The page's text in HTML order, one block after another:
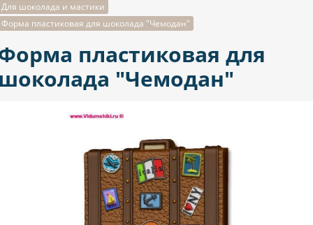
Для шоколада и мастики
Форма пластиковая для шоколада "Чемодан"
пластиковая для
"Чемодан"